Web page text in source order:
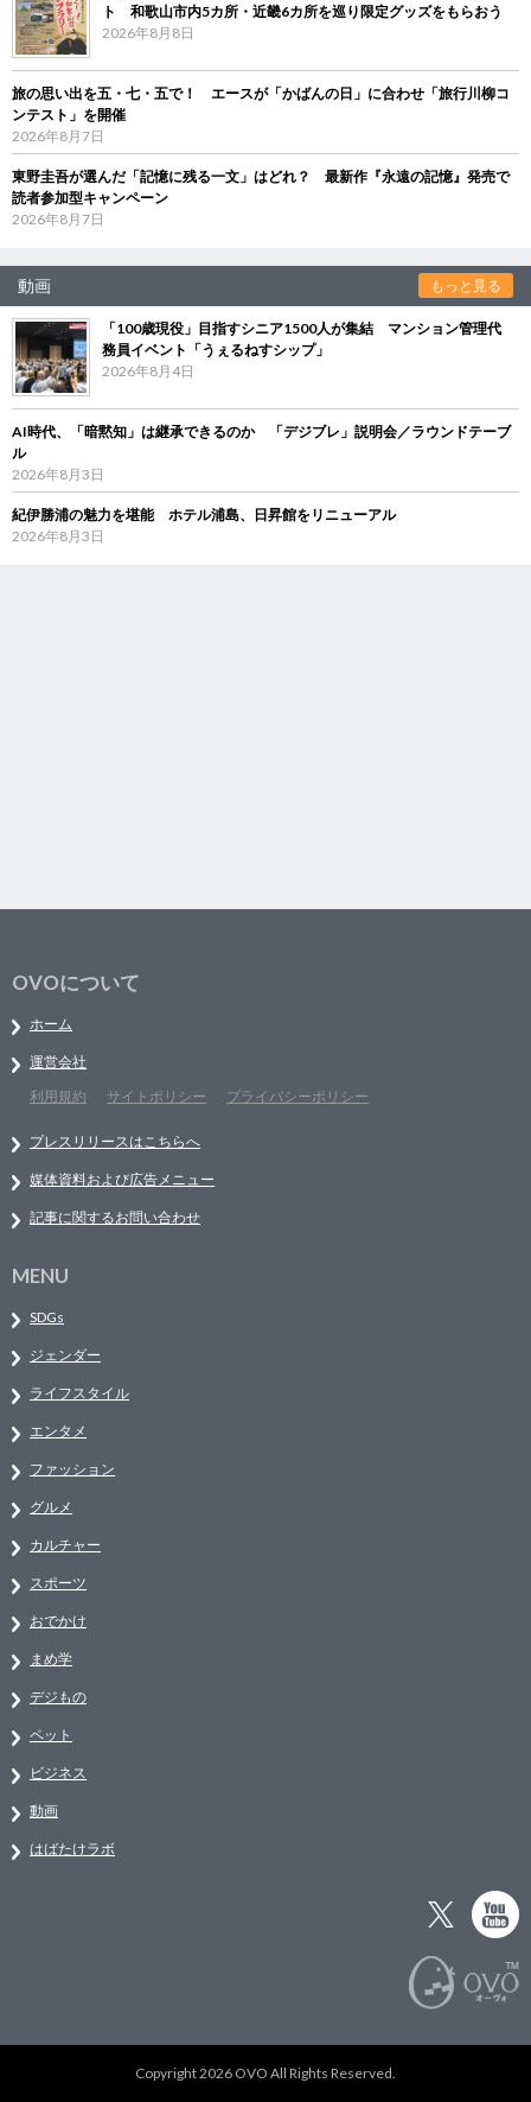
ト 和歌山市内5カ所・近畿6カ所を巡り限定グッズをもらおう
2026年8月8日
旅の思い出を五・七・五で！ エースが「かばんの日」に合わせ「旅行川柳コ
ンテスト」を開催
2026年8月7日
東野圭吾が選んだ「記憶に残る一文」はどれ？ 最新作『永遠の記憶』発売で
読者参加型キャンペーン
2026年8月7日
動画 もっと見る
「100歳現役」目指すシニア1500人が集結 マンション管理代
務員イベント「うぇるねすシップ」
2026年8月4日
AI時代、「暗黙知」は継承できるのか 「デジブレ」説明会／ラウンドテーブ
ル
2026年8月3日
紀伊勝浦の魅力を堪能 ホテル浦島、日昇館をリニューアル
2026年8月3日
OVOについて
ホーム
運営会社
利用規約
サイトポリシー プライバシーポリシー
プレスリリースはこちらへ
媒体資料および広告メニュー
記事に関するお問い合わせ
MENU
SDGs
ジェンダー
ライフスタイル
エンタメ
ファッション
グルメ
カルチャー
スポーツ
おでかけ
まめ学
デジもの
ペット
ビジネス
動画
はばたけラボ
Copyright 2026 OVO All Rights Reserved.